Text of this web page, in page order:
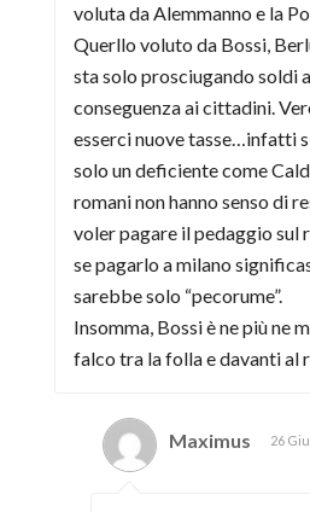
voluta da Alemmanno e la
Querllo voluto da Bossi,
sta solo prosciugando soldi
conseguenza ai cittadini.
esserci nuove tasse…infatti
solo un deficiente come
romani non hanno senso di
voler pagare il pedaggio sul
se pagarlo a milano
sarebbe solo “pecorume”.
Insomma, Bossi è ne più ne
falco tra la folla e davanti al
Maximus 26